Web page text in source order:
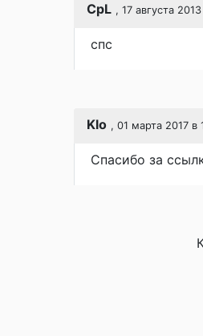
CpL , 17 августа
спс
Klo , 01 марта 2017 в
Спасибо за